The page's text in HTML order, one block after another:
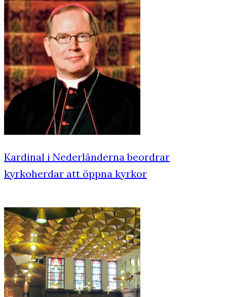
Kardinal i Nederländerna beordrar
kyrkoherdar att öppna kyrkor